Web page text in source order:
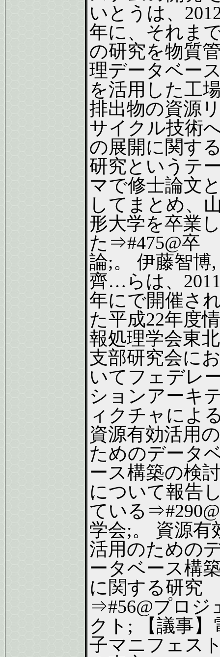
いとうは、
年に、それま
の研究を物質
理データベー
を活用した工
排出物の資源
サイクル技術
の展開に関す
研究というテ
マで修士論文
してまとめ、
形大学を卒業
た⇒#475@卒
論;。 伊藤智博,
齊…らは、
年にで開催さ
た平成22年度情
報処理学会東北
支部研究会に
いてフェデレ
ションアーキ
ィクチャによ
資源有効活用の
ためのデータ
ース構築の検
について報告
ている⇒#290@
学会;。 資源有
活用のための
ータベース構
に関する研究
⇒#56@プロジ
クト; 【議事】
子マニフェス